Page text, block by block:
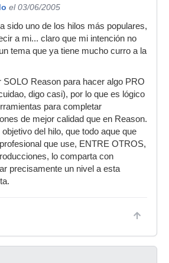
el 03/06/2005
sido uno de los hilos más populares,
a mi... claro que mi intención no
tema que ya tiene mucho curro a la
SOLO Reason para hacer algo PRO
digo casi), por lo que es lógico
para completar
de mejor calidad que en Reason.
del hilo, que todo aque que
que use, ENTRE OTROS,
lo comparta con
precisamente un nivel a esta